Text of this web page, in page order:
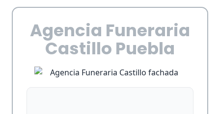
Agencia Funeraria
Castillo Puebla